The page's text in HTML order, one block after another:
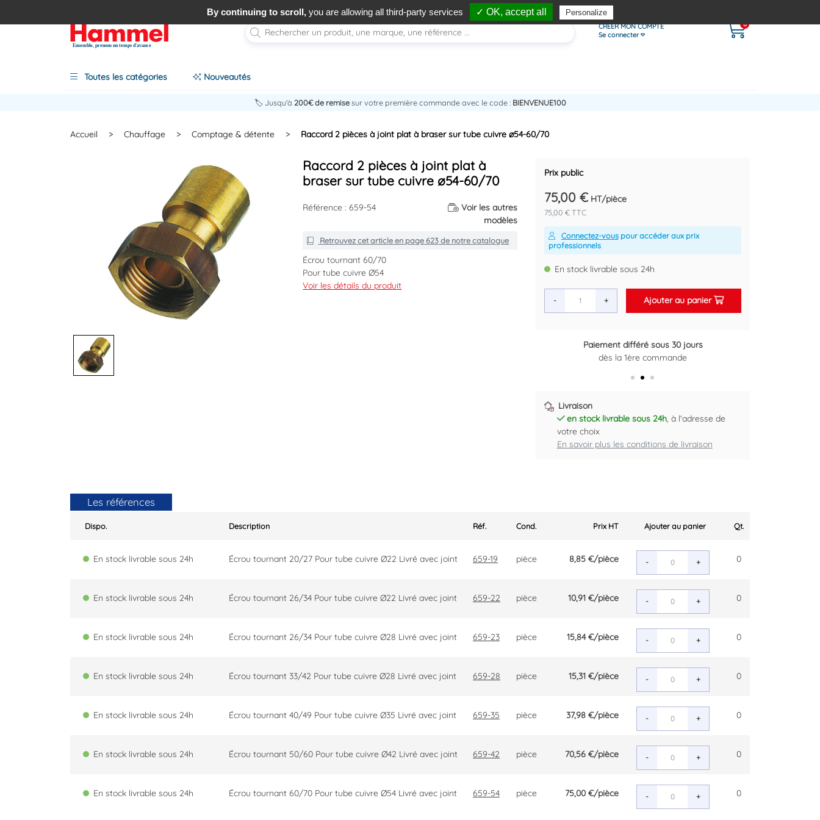
Ensemble, prenons un temps d'avance
CRÉER MON COMPTE
Se connecter
0
Toutes les catégories Nouveautés
🏷️ Jusqu'à 200€ de remisesur votre première commande avec le code : BIENVENUE100
Accueil > Chauffage > Comptage & détente > Raccord 2 pièces à joint plat à braser sur tube cuivre ø54-60/70
Raccord 2 pièces à joint plat à
braser sur tube cuivre ø54-60/70
Référence : 659-54
Voir les autres
modèles
Retrouvez cet article en page 623de notre catalogue
Écrou tournant 60/70
Pour tube cuivre Ø54
Livré avec joint
Voir les détails du produit
Prix public
75,00 €HT/pièce
75,00 € TTC
Connectez-vouspour accéder aux prix
professionnels
En stock livrable sous 24h
- + Ajouter au panier
Paiement différé sous 30 jours
dès la 1ère commande
Retour gratuit sous 14 jours
Plus d'informations ici
Livraison
en stock livrable sous 24h, à l'adresse de
votre choix
En savoir plus les conditions de livraison
Les références
Dispo. Description Réf. Cond. Prix HT Ajouter au panier Qt.
En stock livrable sous 24h Écrou tournant 20/27 Pour tube cuivre Ø22 Livré avec joint 659-19 pièce 8,85 €/pièce - + 0
En stock livrable sous 24h Écrou tournant 26/34 Pour tube cuivre Ø22 Livré avec joint 659-22 pièce 10,91 €/pièce - + 0
En stock livrable sous 24h Écrou tournant 26/34 Pour tube cuivre Ø28 Livré avec joint 659-23 pièce 15,84 €/pièce - + 0
En stock livrable sous 24h Écrou tournant 33/42 Pour tube cuivre Ø28 Livré avec joint 659-28 pièce 15,31 €/pièce - + 0
En stock livrable sous 24h Écrou tournant 40/49 Pour tube cuivre Ø35 Livré avec joint 659-35 pièce 37,98 €/pièce - + 0
En stock livrable sous 24h Écrou tournant 50/60 Pour tube cuivre Ø42 Livré avec joint 659-42 pièce 70,56 €/pièce - + 0
En stock livrable sous 24h Écrou tournant 60/70 Pour tube cuivre Ø54 Livré avec joint 659-54 pièce 75,00 €/pièce - + 0
By continuing to scroll,you are allowing all third-party services ✓ OK, accept all Personalize